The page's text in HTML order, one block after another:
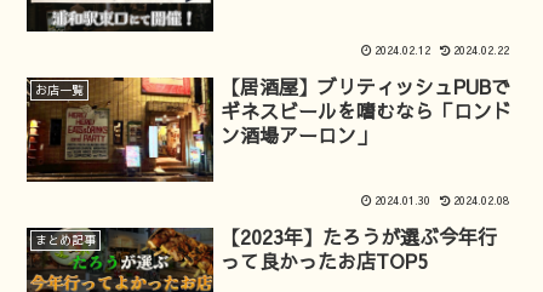
2024.02.12 2024.02.22
お店一覧
【居酒屋】ブリティッシュPUBで
ギネスビールを嗜むなら「ロンド
ン酒場アーロン」
2024.01.30 2024.02.08
まとめ記事
【2023年】たろうが選ぶ今年行
って良かったお店TOP5